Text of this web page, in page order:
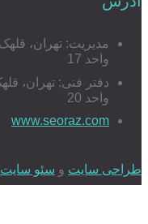
واحد 17
واحد 20
www.seoraz.com
طراحی سایت و سئو سایت